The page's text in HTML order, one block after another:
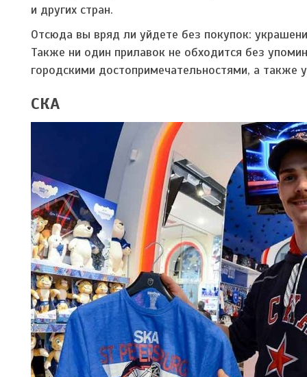
и других стран.
Отсюда вы вряд ли уйдете без покупок:
Также ни один прилавок не обходится без
городскими достопримечательностями, а
СКА